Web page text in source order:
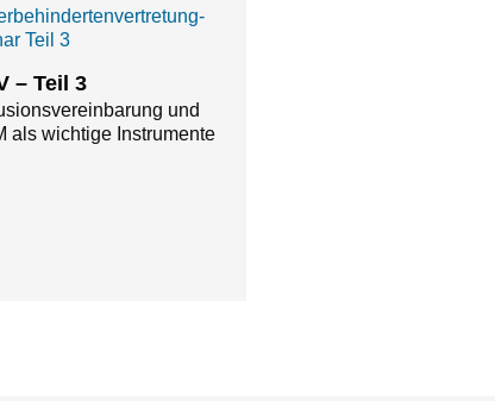
– Teil 3
und
als wichtige Instrumente